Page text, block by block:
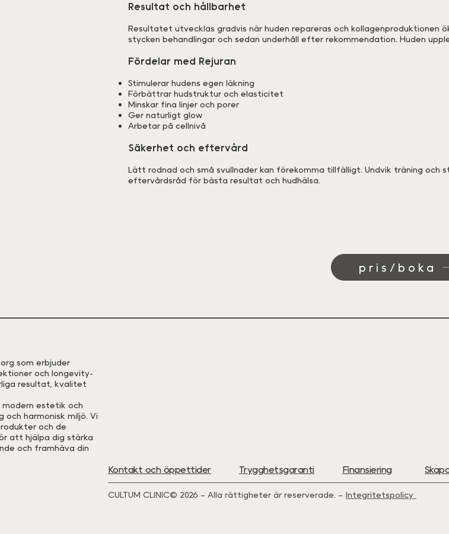
Resultat och hållbarhet
Resultatet utvecklas gradvis när huden repareras och kollagenproduktionen
stycken behandlingar och sedan underhåll efter rekommendation. Huden
Fördelar med Rejuran
Stimulerar hudens egen läkning
Förbättrar hudstruktur och elasticitet
Minskar fina linjer och porer
Ger naturligt glow
Arbetar på cellnivå
Säkerhet och eftervård
Lätt rodnad och små svullnader kan förekomma tillfälligt. Undvik träning och
eftervårdsråd för bästa resultat och hudhälsa.
pris/boka
som erbjuder
och longevity-
resultat, kvalitet
modern estetik och
harmonisk miljö. Vi
och de
att hjälpa dig stärka
och framhäva din
Kontakt och öppettider Trygghetsgaranti Finansiering
CULTUM CLINIC© 2026 – Alla rättigheter är reserverade. – Integritetspolicy